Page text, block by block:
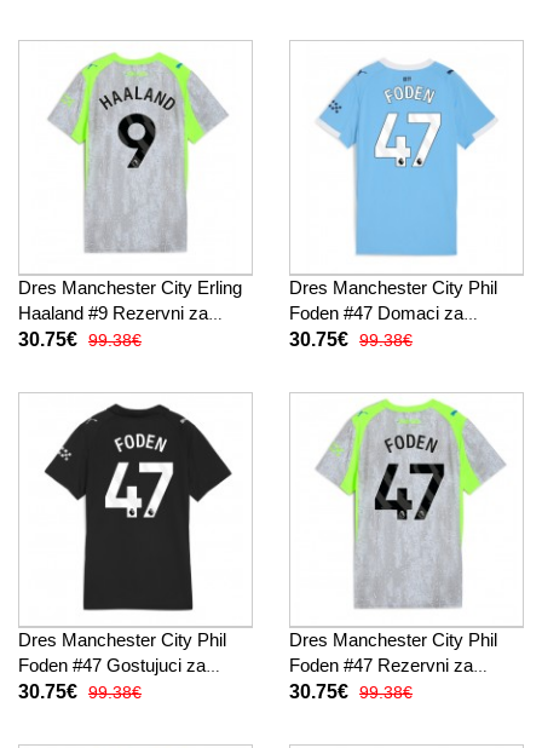
Dres Manchester City Erling
Haaland #9 Rezervni za
Žensko 2025-26 Kratak
30.75€ 99.38€
Dres Manchester City Phil
Foden #47 Domaci za
Žensko 2025-26 Kratak
30.75€ 99.38€
Dres Manchester City Phil
Foden #47 Gostujuci za
Žensko 2025-26 Kratak
30.75€ 99.38€
Dres Manchester City Phil
Foden #47 Rezervni za
Žensko 2025-26 Kratak
30.75€ 99.38€